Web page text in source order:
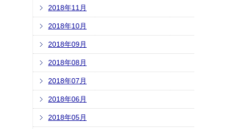
2018年11月
2018年10月
2018年09月
2018年08月
2018年07月
2018年06月
2018年05月